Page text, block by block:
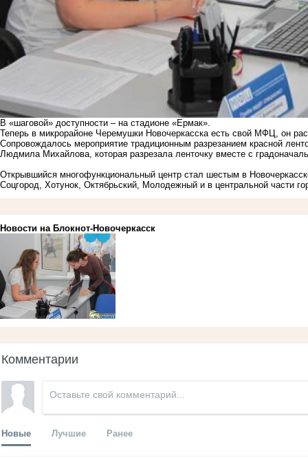
В «шаговой» доступности – на стадионе «Ермак».
Теперь в микрорайоне Черемушки Новочеркасска есть свой МФЦ, он
Сопровождалось мероприятие традиционным разрезанием красной
Людмила Михайлова, которая разрезала ленточку вместе с
Открывшийся многофункциональный центр стал шестым в
Соцгород, Хотунок, Октябрьский, Молодежный и в центральной части
Новости на Блoкнoт-Новочеркасск
Комментарии
Новые Лучшие Ранее